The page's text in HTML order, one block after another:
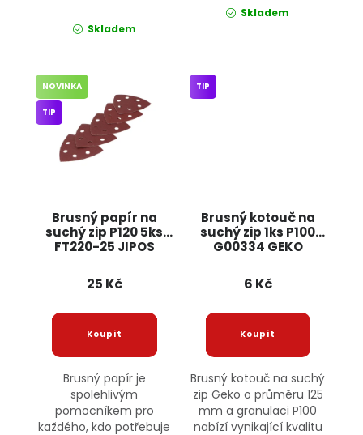
Skladem
Skladem
Brusný papír na
suchý zip P120 5ks
FT220-25 JIPOS
NOVINKA
TIP
25 Kč
Brusný papír je
spolehlivým
pomocníkem pro
každého, kdo potřebuje
Brusný kotouč na
suchý zip 1ks P100
G00334 GEKO
TIP
6 Kč
Brusný kotouč na suchý
zip Geko o průměru 125
mm a granulaci P100
nabízí vynikající kvalitu